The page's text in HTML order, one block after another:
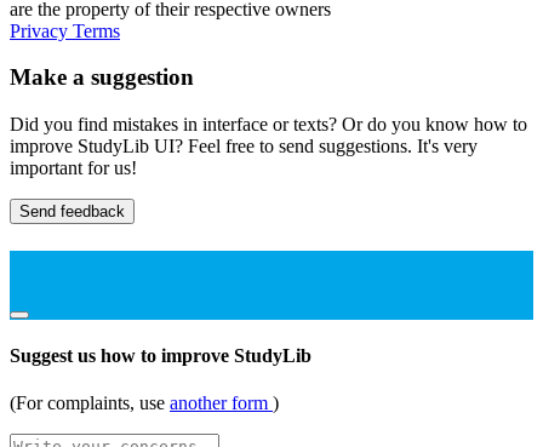
are the property of their respective owners
Privacy Terms
Make a suggestion
Did you find mistakes in interface or texts? Or do you know how to
improve StudyLib UI? Feel free to send suggestions. It's very
important for us!
Send feedback
Suggest us how to improve StudyLib
(For complaints, use another form )